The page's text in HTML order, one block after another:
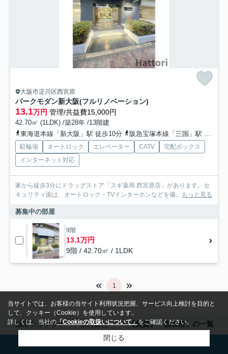
大阪市淀川区西宮原
パークモダン新大阪(フルリノベーション)
13.1万円 管理/共益費15,000円
42.70㎡ (1LDK) /築28年 /13階建
東海道本線「新大阪」駅 徒歩10分
阪急宝塚本線「三国」駅 徒歩12分
駐輪場 オートロック エレベーター CATV
宅配ボックス
インターネット対応
家から徒歩3分にドラッグストア「スギ薬局 西宮原店」があります。セ
キュリティ面は、オートロック・TVインターホンなどを備...
もっと見る
募集中の部屋
9階
13.1万円
9階 / 42.70㎡ / 1LDK
1
服部ライフサポート株式会社 【賃貸】「脱衣所」の一覧
当サイトでは、お客様の当サイト利用状況把握、サービス向上検討を目的と
して、クッキー（Cookie）を使用しています。
詳しくは、当社の「Cookieの取扱いについて」をご確認ください。
閉じる